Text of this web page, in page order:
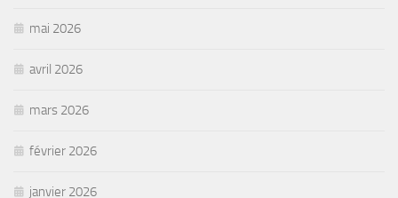
mai 2026
avril 2026
mars 2026
février 2026
janvier 2026